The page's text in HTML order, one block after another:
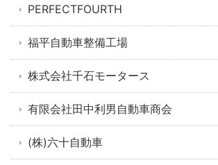
PERFECTFOURTH
福平自動車整備工場
株式会社千石モータース
有限会社田中利男自動車商会
(株)六十自動車